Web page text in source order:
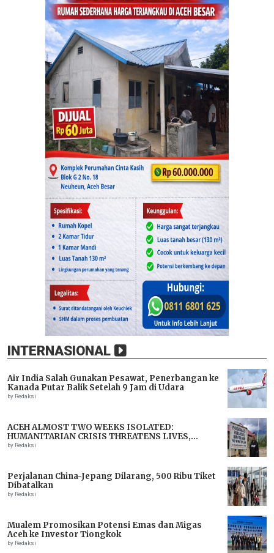
INTERNASIONAL
Air India Salah Gunakan Pesawat, Penerbangan ke
Kanada Putar Balik Setelah 9 Jam di Udara
by Redaksi
ACEH ALMOST TWO WEEKS ISOLATED:
HUMANITARIAN CRISIS THREATENS LIVES,
IMMEDIATE ASSISTANCE URGENTLY NEEDED
by Redaksi
Perjalanan China-Jepang Dilarang, 500 Ribu Tiket
Dibatalkan
by Redaksi
Mualem Promosikan Potensi Emas dan Migas
Aceh ke Investor Tiongkok
by Redaksi